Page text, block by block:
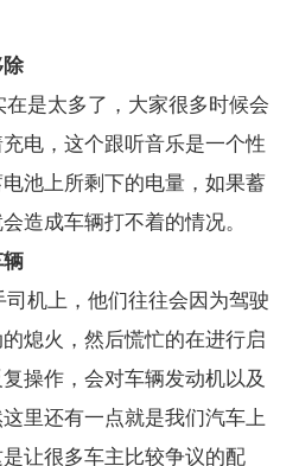
是太多了，大家很多时候会
电，这个跟听音乐是一个性
池上所剩下的电量，如果蓄
造成车辆打不着的情况。
机上，他们往往会因为驾驶
熄火，然后慌忙的在进行启
操作，会对车辆发动机以及
里还有一点就是我们汽车上
让很多车主比较争议的配